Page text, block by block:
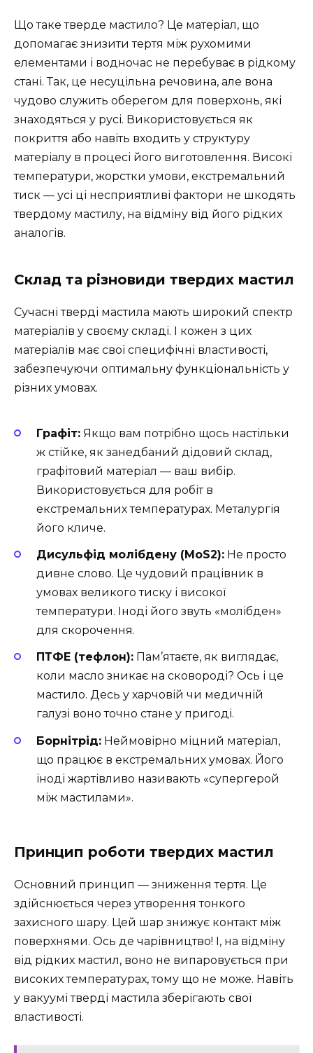
Що таке тверде мастило? Це матеріал, що
допомагає знизити тертя між рухомими
елементами і водночас не перебуває в рідкому
стані. Так, це несуцільна речовина, але вона
чудово служить оберегом для поверхонь, які
знаходяться у русі. Використовується як
покриття або навіть входить у структуру
матеріалу в процесі його виготовлення. Високі
температури, жорстки умови, екстремальний
тиск — усі ці несприятливі фактори не шкодять
твердому мастилу, на відміну від його рідких
аналогів.
Склад та різновиди твердих мастил
Сучасні тверді мастила мають широкий спектр
матеріалів у своєму складі. І кожен з цих
матеріалів має свої специфічні властивості,
забезпечуючи оптимальну функціональність у
різних умовах.
Графіт: Якщо вам потрібно щось настільки
ж стійке, як занедбаний дідовий склад,
графітовий матеріал — ваш вибір.
Використовується для робіт в
екстремальних температурах. Металургія
його кличе.
Дисульфід молібдену (MoS2): Не просто
дивне слово. Це чудовий працівник в
умовах великого тиску і високої
температури. Іноді його звуть «молібден»
для скорочення.
ПТФЕ (тефлон): Пам’ятаєте, як виглядає,
коли масло зникає на сковороді? Ось і це
мастило. Десь у харчовій чи медичній
галузі воно точно стане у пригоді.
Борнітрід: Неймовірно міцний матеріал,
що працює в екстремальних умовах. Його
іноді жартівливо називають «супергерой
між мастилами».
Принцип роботи твердих мастил
Основний принцип — зниження тертя. Це
здійснюється через утворення тонкого
захисного шару. Цей шар знижує контакт між
поверхнями. Ось де чарівництво! І, на відміну
від рідких мастил, воно не випаровується при
високих температурах, тому що не може. Навіть
у вакуумі тверді мастила зберігають свої
властивості.